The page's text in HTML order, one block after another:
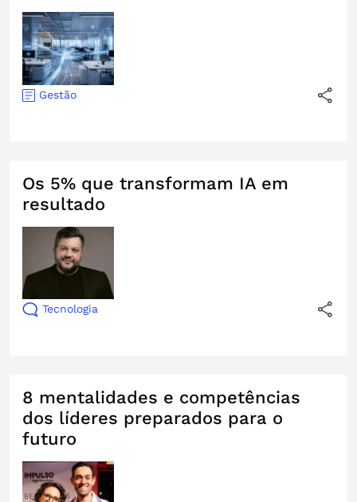
Gestão
Os 5% que transformam IA em
resultado
Tecnologia
8 mentalidades e competências
dos líderes preparados para o
futuro